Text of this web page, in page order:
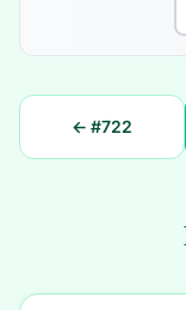
← #722